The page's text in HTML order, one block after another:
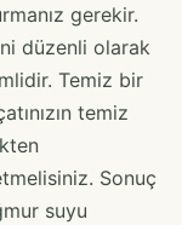
gerekir.
düzenli olarak
Temiz bir
temiz
Sonuç
suyu